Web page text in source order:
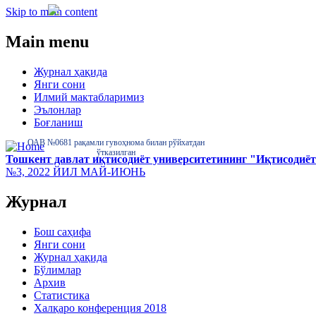
Skip to main content
Main menu
Журнал ҳақида
Янги сони
Илмий мактабларимиз
Эълонлар
Боғланиш
Тошкент давлат иқтисодиёт университетининг
№3, 2022 ЙИЛ МАЙ-ИЮНЬ
ОАВ №0681 рақамли гувоҳнома билан рўйхатдан
ўтказилган
Журнал
Бош саҳифа
Янги сони
Журнал ҳақида
Бўлимлар
Архив
Статистика
Халқаро конференция 2018